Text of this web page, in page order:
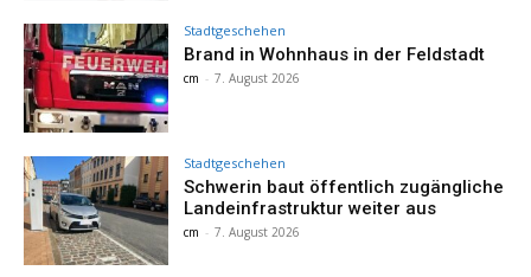
Stadtgeschehen
Brand in Wohnhaus in der Feldstadt
cm - 7. August 2026
Stadtgeschehen
Schwerin baut öffentlich zugängliche
Landeinfrastruktur weiter aus
cm - 7. August 2026